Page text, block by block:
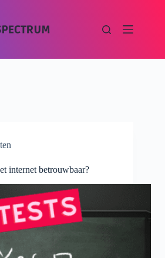
internet betrouwbaar?